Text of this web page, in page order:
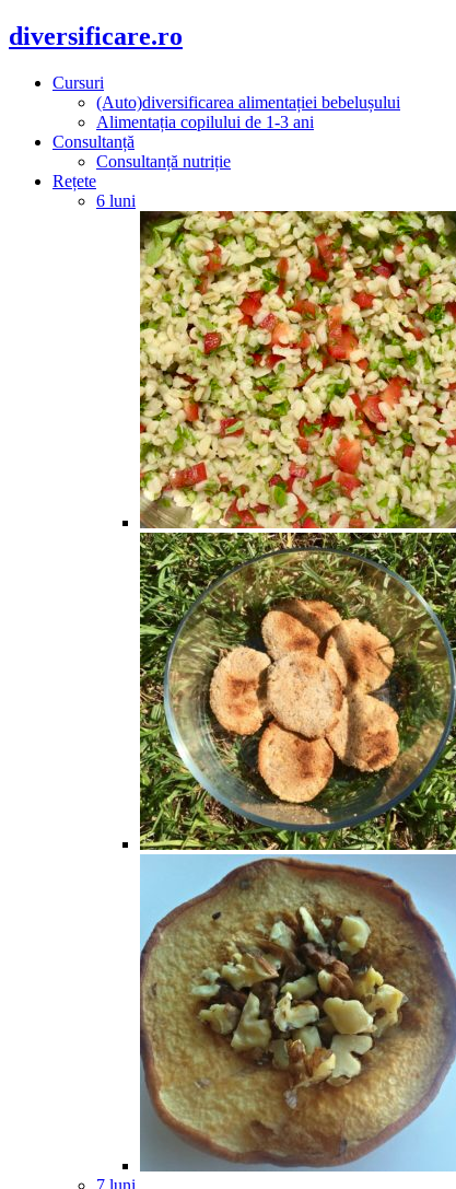
diversificare.ro
Cursuri
(Auto)diversificarea alimentației bebelușului
Alimentația copilului de 1-3 ani
Consultanță
Consultanță nutriție
Rețete
6 luni
7 luni